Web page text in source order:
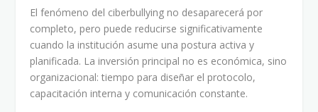
El fenómeno del ciberbullying no desaparecerá por
completo, pero puede reducirse significativamente
cuando la institución asume una postura activa y
planificada. La inversión principal no es económica, sino
organizacional: tiempo para diseñar el protocolo,
capacitación interna y comunicación constante.